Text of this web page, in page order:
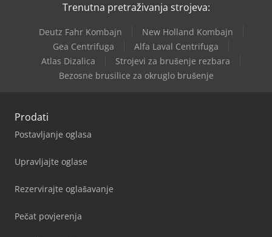
Trenutna pretraživanja strojeva:
Deutz Fahr Kombajn
New Holland Kombajn
Gea Centrifuga
Alfa Laval Centrifuga
Atlas Dizalica
Strojevi za brušenje rezbara
Bezosne brusilice za okruglo brušenje
Prodati
Postavljanje oglasa
Upravljajte oglase
Rezervirajte oglašavanje
Pečat povjerenja